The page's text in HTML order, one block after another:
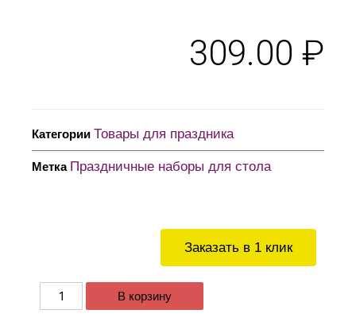
Заказать в 1 клик
В корзину
309.00 ₽
Категории Товары для праздника
Метка Праздничные наборы для стола